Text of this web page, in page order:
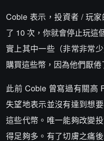
Cobie 表示，投資者 / 玩
了 10 次，你就會停止玩這
實上其中一些（非常非常
購買這些幣，因為他們厭倦
此前 Cobie 曾寫過有關高
失望地表示並沒有達到想
這些代幣。唯一能夠改變
得足夠多。有了切膚之痛